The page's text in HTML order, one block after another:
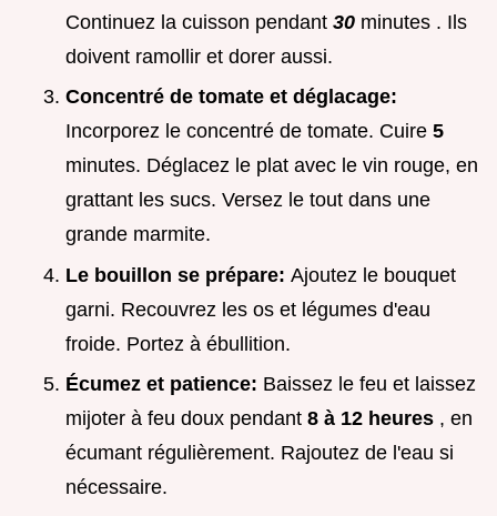
Continuez la cuisson pendant 30 minutes . Ils
doivent ramollir et dorer aussi.
Concentré de tomate et déglacage:
Incorporez le concentré de tomate. Cuire 5
minutes. Déglacez le plat avec le vin rouge, en
grattant les sucs. Versez le tout dans une
grande marmite.
Le bouillon se prépare: Ajoutez le bouquet
garni. Recouvrez les os et légumes d'eau
froide. Portez à ébullition.
Écumez et patience: Baissez le feu et laissez
mijoter à feu doux pendant 8 à 12 heures , en
écumant régulièrement. Rajoutez de l'eau si
nécessaire.